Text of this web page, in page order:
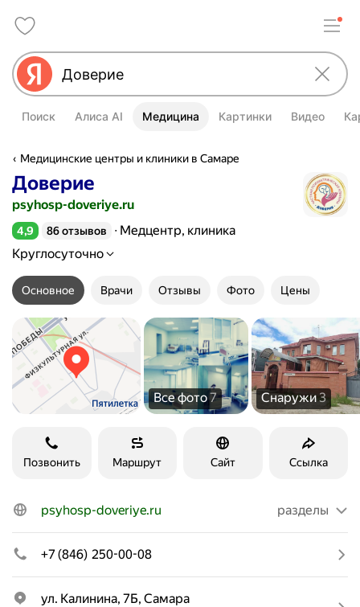
Поиск Алиса AI Медицина Картинки Видео
Медицинские центры и клиники в Самаре
Доверие
psyhosp-doveriye.ru
Рейтинг 4,9 из 5
4,9 86 отзывов
Медцентр, клиника
Круглосуточно
Основное Врачи Отзывы Фото Цены
Все фото7 Снаружи3
Позвонить Маршрут Сайт Ссылка
psyhosp-doveriye.ru разделы
+7 (846) 250-00-08
ул. Калинина, 7Б, Самара